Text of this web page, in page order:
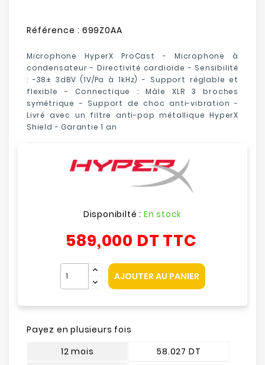
Référence : 699Z0AA
Microphone HyperX ProCast - Microphone à
condensateur - Directivité cardioïde - Sensibilité
: -38± 3dBV (1V/Pa à 1kHz) - Support réglable et
flexible - Connectique : Mâle XLR 3 broches
symétrique - Support de choc anti-vibration -
Livré avec un filtre anti-pop métallique HyperX
Shield - Garantie 1 an
Disponibilté : En stock
589,000 DT TTC
AJOUTER AU PANIER
Payez en plusieurs fois
12 mois
58.027 DT